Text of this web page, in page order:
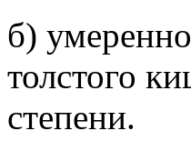
б)
толстого
степени.